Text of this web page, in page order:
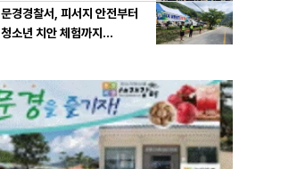
한 물품 지원
문경경찰서, 피서지 안전부터
청소년 치안 체험까지…